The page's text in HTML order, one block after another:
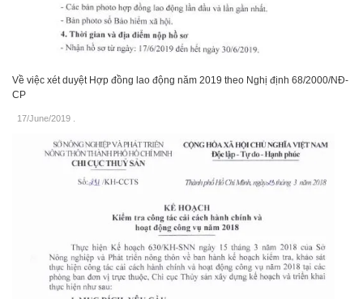
Về việc xét duyệt Hợp đồng lao động năm 2019 theo Nghị định 68/2000/NĐ-
CP
17/June/2019